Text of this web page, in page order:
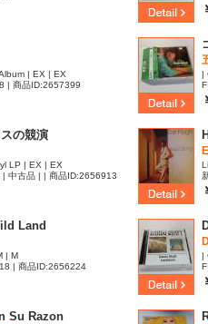
| EX | EX
| 商品ID:2657399
|
の競演
LP | EX | EX
| 中古品 | | 商品ID:2656913
Land
| M
| 商品ID:2656224
|
Su Razon